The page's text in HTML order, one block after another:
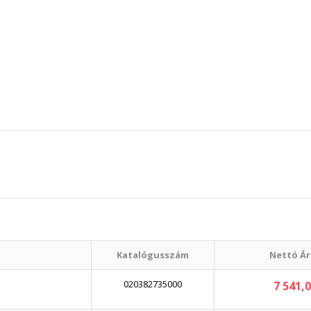
Katalógusszám Nettó
020382735000 7